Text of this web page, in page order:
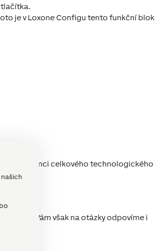
je v Loxone Configu tento funkční blok
v rámci celkového technologického
Rádi Vám však na otázky odpovíme i